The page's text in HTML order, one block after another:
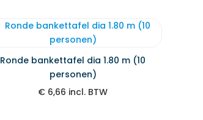
Ronde bankettafel dia 1.80 m (10
personen)
€ 6,66 incl. BTW